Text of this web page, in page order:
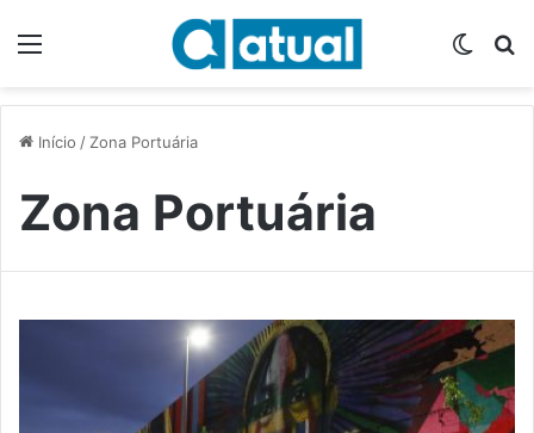
Início / Zona Portuária
Zona Portuária